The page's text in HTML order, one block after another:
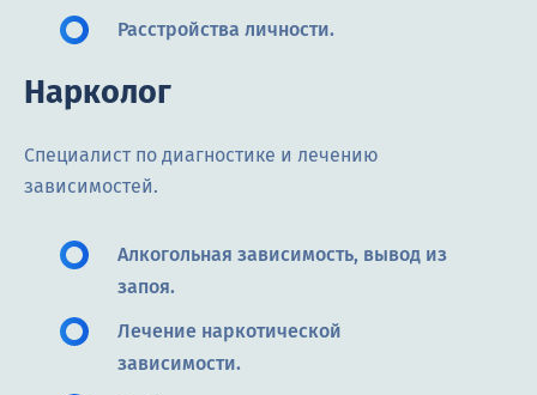
Расстройства личности.
Нарколог
Специалист по диагностике и лечению
зависимостей.
Алкогольная зависимость, вывод из
запоя.
Лечение наркотической
зависимости.